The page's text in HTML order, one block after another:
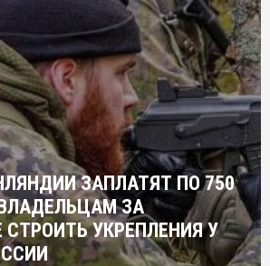
ЗАПЛАТЯТ ПО 750
ЗА
СТРОИТЬ УКРЕПЛЕНИЯ У